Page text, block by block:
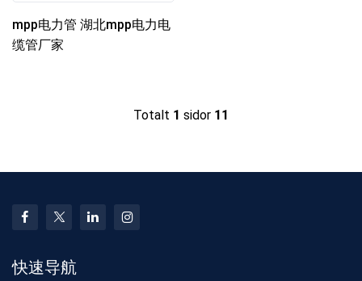
mpp电力管 湖北mpp电力电
缆管厂家
Totalt 1 sidor 11
快速导航